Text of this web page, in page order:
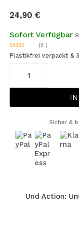
24,90 €
Sofort Verfügbar
5.00von 5
(6 )
Plastikfrei verpackt &
1
zum
Sicher &
Und Action: